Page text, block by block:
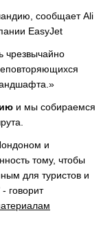
сообщает Ali
EasyJet
чрезвычайно
и мы собираемся
и
тому, чтобы
для туристов и
говорит